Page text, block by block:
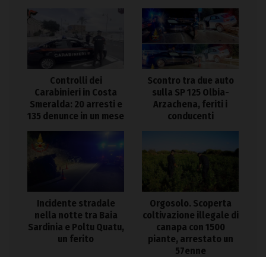
Controlli dei
Carabinieri in Costa
Smeralda: 20 arresti e
135 denunce in un mese
Scontro tra due auto
sulla SP 125 Olbia-
Arzachena, feriti i
conducenti
Incidente stradale
nella notte tra Baia
Sardinia e Poltu Quatu,
un ferito
Orgosolo. Scoperta
coltivazione illegale di
canapa con 1500
piante, arrestato un
57enne